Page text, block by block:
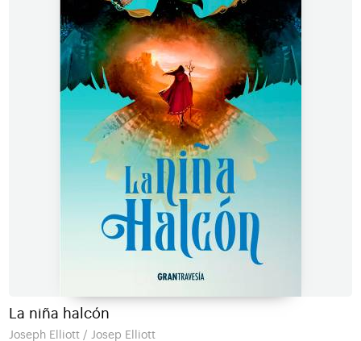
La niña halcón
Joseph Elliott / Josep Elliott